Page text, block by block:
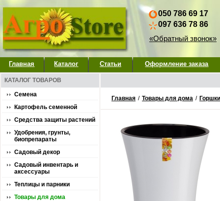
050 786 69 17
097 636 78 86
«Обратный звонок»
Главная Каталог Статьи Оформление заказа
КАТАЛОГ ТОВАРОВ
Семена
Картофель семенной
Средства защиты растений
Удобрения, грунты,
биопрепараты
Садовый декор
Садовый инвентарь и
аксессуары
Теплицы и парники
Товары для дома
Главная / Товары для дома /